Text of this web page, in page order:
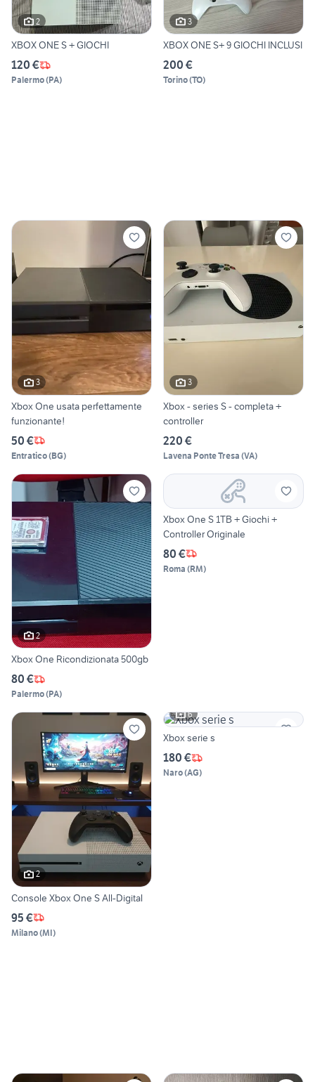
2
XBOX ONE S + GIOCHI
120 €
Palermo(PA)
3
XBOX ONE S+ 9 GIOCHI INCLUSI
200 €
Torino(TO)
3
Xbox One usata perfettamente
funzionante!
50 €
Entratico(BG)
3
Xbox - series S - completa +
controller
220 €
Lavena Ponte Tresa (VA)
2
Xbox One Ricondizionata 500gb
80 €
Palermo(PA)
Xbox One S 1TB + Giochi +
Controller Originale
80 €
Roma (RM)
2
Console Xbox One S All-Digital
95 €
Milano(MI)
6
Xbox serie s
180 €
Naro(AG)